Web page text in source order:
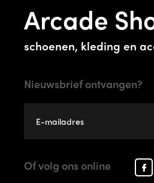
Arcade
schoenen, kleding en
Nieuwsbrief ontvangen?
Of volg ons online